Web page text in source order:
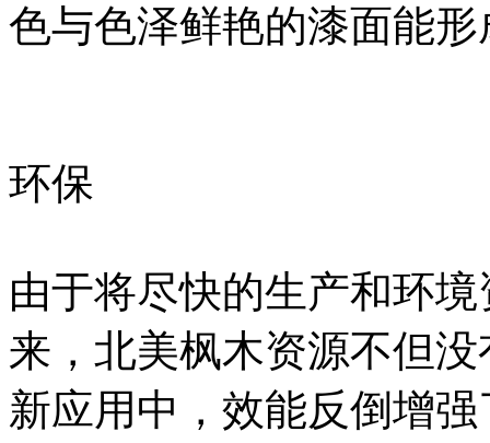
色与色泽鲜艳的漆面能
环保
由于将尽快的生产和环
来，北美枫木资源不但
新应用中，效能反倒增